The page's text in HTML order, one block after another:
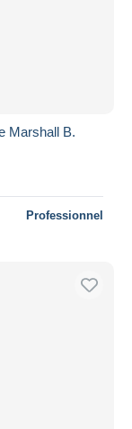
Marshall B.
Professionnel